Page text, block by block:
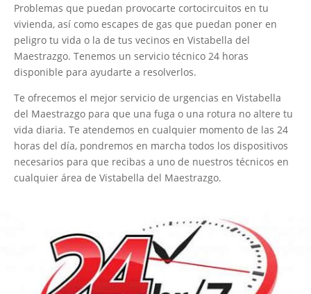
Problemas que puedan provocarte cortocircuitos en tu
vivienda, así como escapes de gas que puedan poner en
peligro tu vida o la de tus vecinos en Vistabella del
Maestrazgo. Tenemos un servicio técnico 24 horas
disponible para ayudarte a resolverlos.
Te ofrecemos el mejor servicio de urgencias en Vistabella
del Maestrazgo para que una fuga o una rotura no altere tu
vida diaria. Te atendemos en cualquier momento de las 24
horas del día, pondremos en marcha todos los dispositivos
necesarios para que recibas a uno de nuestros técnicos en
cualquier área de Vistabella del Maestrazgo.